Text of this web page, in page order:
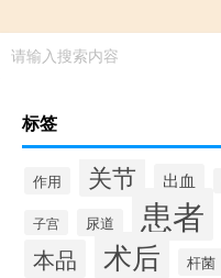
请输入搜索内容
标签
作用 关节 出血
子宫 尿道 患者
本品 术后 杆菌